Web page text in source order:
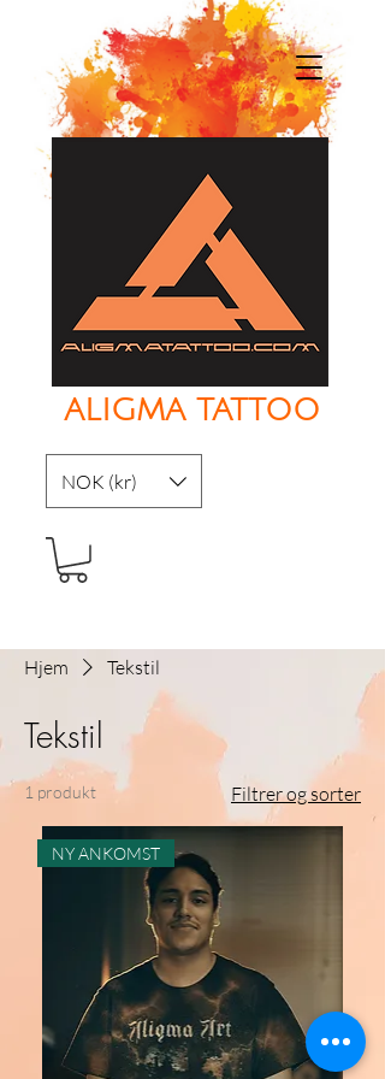
ALIGMA TATTOO
NOK (kr)
Hjem Tekstil
Tekstil
1 produkt Filtrer og sorter
NY ANKOMST